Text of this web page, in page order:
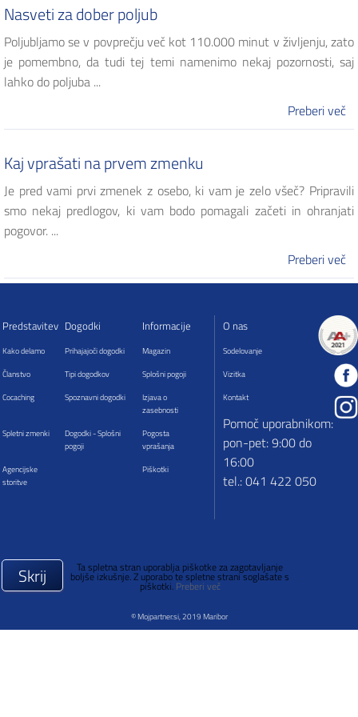
Nasveti za dober poljub
Poljubljamo se v povprečju več kot 110.000 minut v življenju, zato
je pomembno, da tudi tej temi namenimo nekaj pozornosti, saj
lahko do poljuba ...
Preberi več
Kaj vprašati na prvem zmenku
Je pred vami prvi zmenek z osebo, ki vam je zelo všeč? Pripravili
smo nekaj predlogov, ki vam bodo pomagali začeti in ohranjati
pogovor. ...
Preberi več
Predstavitev Dogodki Informacije
Kako delamo Prihajajoči dogodki
Magazin
Članstvo
Tipi dogodkov
Splošni pogoji
Cocaching
Spoznavni dogodki
Izjava o
zasebnosti
Spletni zmenki
Dogodki - Splošni
pogoji
Pogosta
vprašanja
Agencijske
storitve
Piškotki
O nas
Sodelovanje
Vizitka
Kontakt
Pomoč uporabnikom:
pon-pet: 9:00 do
16:00
tel.: 041 422 050
Skrij Ta spletna stran uporablja piškotke za zagotavljanje
boljše izkušnje. Z uporabo te spletne strani soglašate s
piškotki. Preberi več
© Mojpartner.si, 2019 Maribor